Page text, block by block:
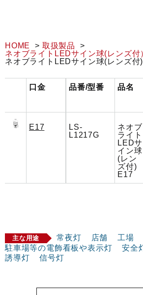
HOME
取扱製品
ネオブライトLEDサイン球(レンズ付
ネオブライトLEDサイン球(レンズ付
口金 品番/型番 品名
E17
LS-
L1217G
ネオブ
ライト
LEDサ
イン球
(レン
ズ付)
E17
主な用途 常夜灯 店舗 工場
駐車場等の電飾看板や表示灯
安全
誘導灯
信号灯